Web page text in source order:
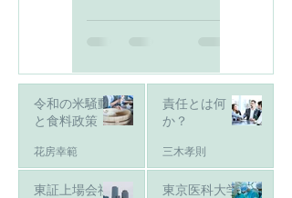
令和の米騒動
と食料政策
花房幸範
責任とは何
か？
三木孝則
東証上場会社
東京医科大学